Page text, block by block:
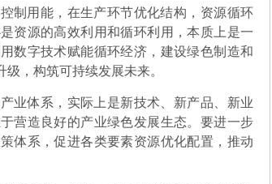
制用能，在生产环节优化结构，资源循环
资源的高效利用和循环利用，本质上是一
数字技术赋能循环经济，建设绿色制造和
，构筑可持续发展未来。
业体系，实际上是新技术、新产品、新业
营造良好的产业绿色发展生态。要进一步
体系，促进各类要素资源优化配置，推动